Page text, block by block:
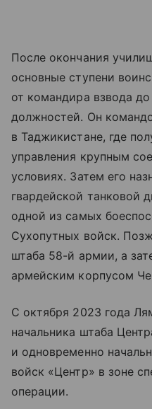
После окончания
основные ступени
от командира взвода
должностей. Он
в Таджикистане, где
управления крупным
условиях. Затем его
гвардейской танковой
одной из самых
Сухопутных войск.
штаба 58-й армии, а
армейским корпусом
С октября 2023 года
начальника штаба
и одновременно
войск «Центр» в зоне
операции.